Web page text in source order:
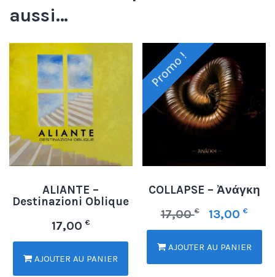
aussi…
ALIANTE –
Destinazioni Oblique
17,00 €
AJOUTER AU PANIER
Promo !
COLLAPSE – Ἀνάγκη
17,00€ 13,00 €
AJOUTER AU PANIER